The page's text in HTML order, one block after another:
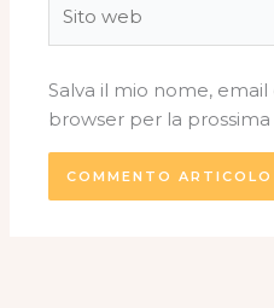
web
Salva il mio nome,
browser per la